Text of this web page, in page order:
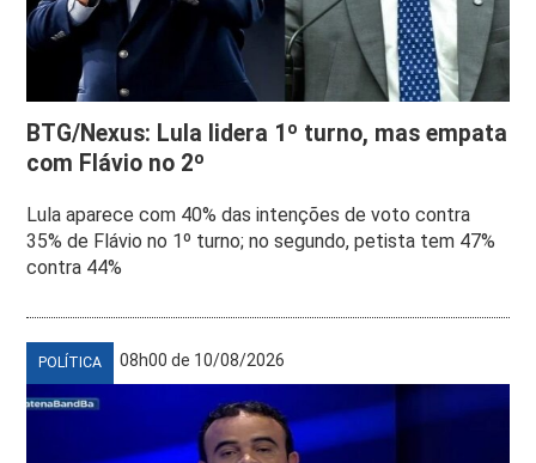
BTG/Nexus: Lula lidera 1º turno, mas empata
com Flávio no 2º
Lula aparece com 40% das intenções de voto contra
35% de Flávio no 1º turno; no segundo, petista tem 47%
contra 44%
POLÍTICA 08h00 de 10/08/2026